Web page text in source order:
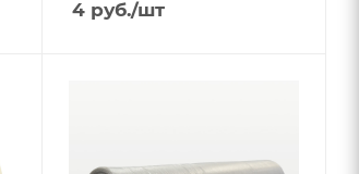
4 руб./шт